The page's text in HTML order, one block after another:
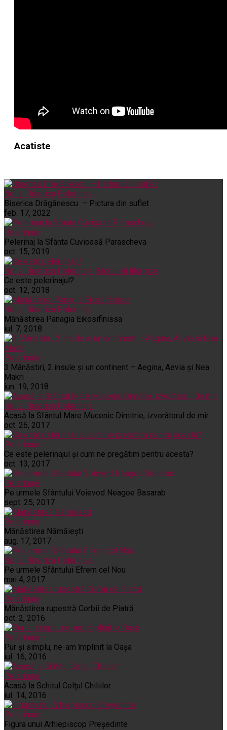
Acatiste
Noi și Biserica Pelerinaje
Biserica Drăgănescu – Pictura din suflet
feb. 17, 2022
Pelerinaje
Pelerinaj la Sfânta Cuvioasă Parascheva
oct. 15, 2019
Noi și Biserica Pelerinaje Rânduieli liturgice
Ce este pelerinajul?
oct. 12, 2018
Noi și Biserica Pelerinaje
Mânăstirea Panagia Eikosifinissa
iul. 7, 2018
Pelerinaje
3 Mânăstiri, 2 insule și un continent – Aegina, Aevia și Nea
Makri
iun. 19, 2018
Noi și Biserica Pelerinaje
Acasă la Sfântul Mare Mucenic Dimitrie, izvorâtorul de mir
oct. 26, 2017
Pelerinaje
Ce este pelerinajul şi cum ne pregătim pentru acesta?
oct. 13, 2017
Pelerinaje
Pe urmele Sfântului Voievod Neagoe Basarab
sept. 25, 2017
Pelerinaje
Mănăstirea Nămăiești
aug. 17, 2017
Noi și Biserica Pelerinaje
Pe urmele Sfântului Efrem cel Nou
mai 4, 2017
Pelerinaje
Mănăstirea rupestră Corbii de Piatră
oct. 2, 2016
Pelerinaje
Pur şi simplu, ne-am împlinit la Oaşa
iul. 16, 2016
Pelerinaje
Acasă la Schitul Colţul Chiliilor
iul. 14, 2016
Pelerinaje
Figura unui Arhiepiscop Preşedinte